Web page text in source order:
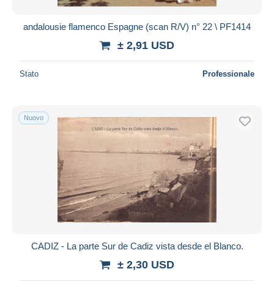
andalousie flamenco Espagne (scan R/V) n° 22 \ PF1414
± 2,91 USD
Stato Professionale
Nuovo
CADIZ - La parte Sur de Cadiz vista desde el Blanco.
± 2,30 USD